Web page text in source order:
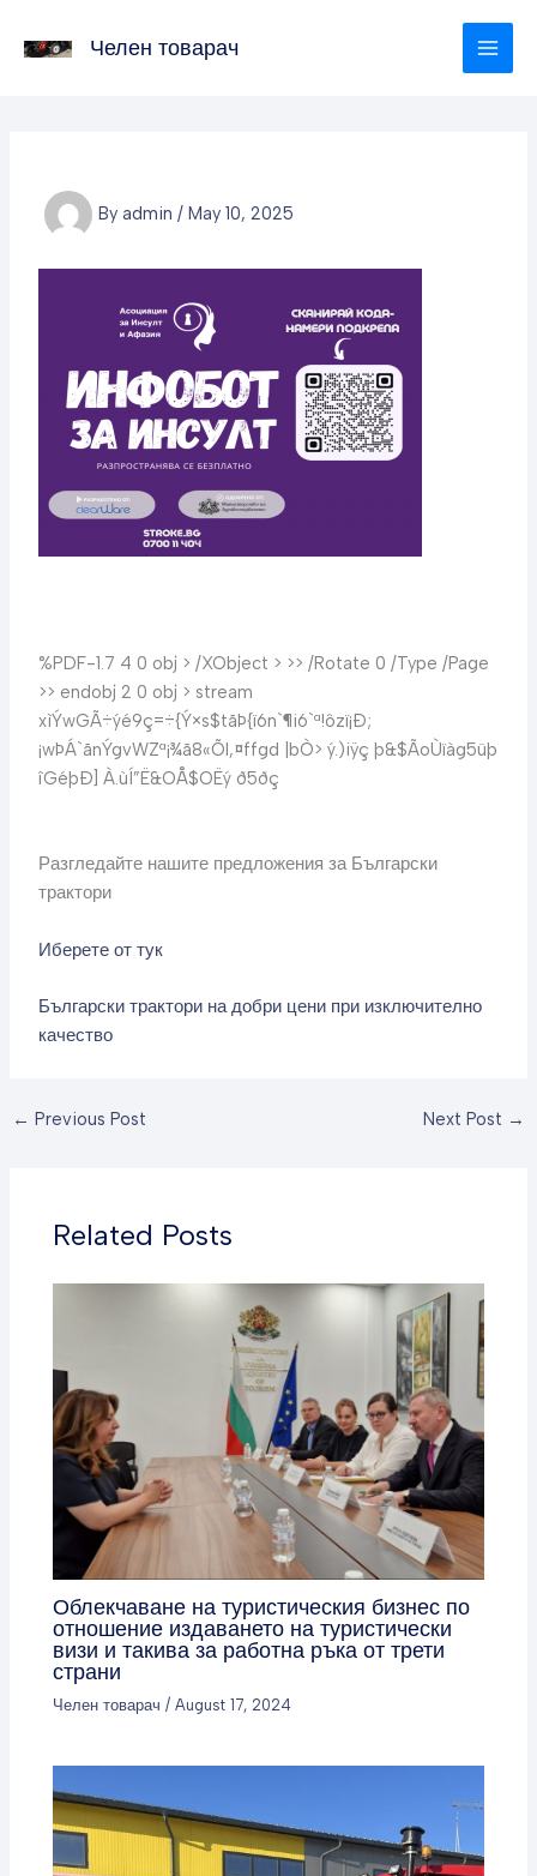
Челен товарач
By admin / May 10, 2025
%PDF-1.7 4 0 obj > /XObject > >> /Rotate 0 /Type /Page
>> endobj 2 0 obj > stream
xìÝwGÃ÷ýé9ç=÷{Ý×s$tãÞ{ï6n`¶i6`ª!ôzï¡Ð;
¡wÞÁ`ãnÝgvWZ­ª¡¾ã8«Õl,¤ffgd |bÒ> ý.)iÿç þ&$ÃoÙïàg5üþ
îGéþÐ] À.ùÍ”Ë&OÅ$OËý ð5ðç
Разгледайте нашите предложения за Български
трактори
Иберете от тук
Български трактори на добри цени при изключително
качество
← Previous Post Next Post →
Related Posts
Облекчаване на туристическия бизнес по
отношение издаването на туристически
визи и такива за работна ръка от трети
страни
Челен товарач /August 17, 2024